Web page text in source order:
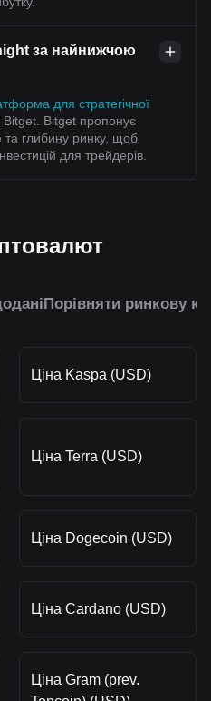
за найнижчою
для стратегічної
Bitget пропонує
та глибину ринку, щоб
для трейдерів.
Порівняти ринкову
Ціна Kaspa (USD)
Ціна Terra (USD)
Ціна Dogecoin (USD)
Ціна Cardano (USD)
Ціна Gram (prev.